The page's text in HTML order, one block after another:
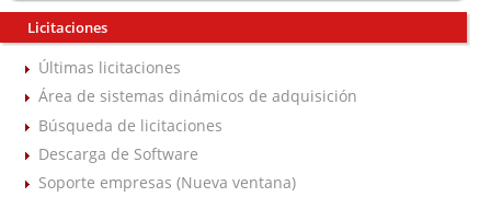
Licitaciones
Últimas licitaciones
Área de sistemas dinámicos de adquisición
Búsqueda de licitaciones
Descarga de Software
Soporte empresas (Nueva ventana)